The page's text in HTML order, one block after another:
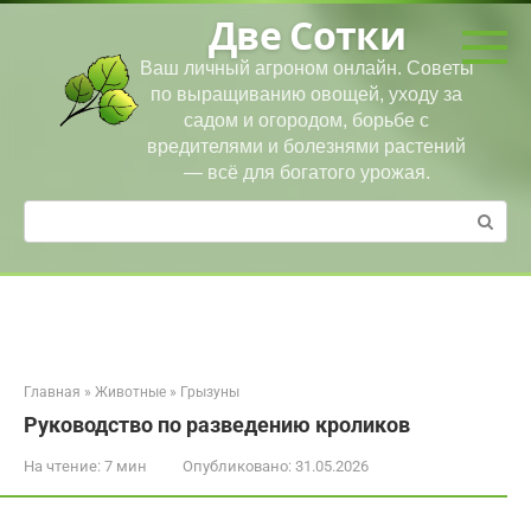
Перейти
Две Сотки
Ваш личный агроном онлайн. Советы
по выращиванию овощей, уходу за
садом и огородом, борьбе с
вредителями и болезнями растений
— всё для богатого урожая.
Поиск:
Главная » Животные » Грызуны
Руководство по разведению кроликов
На чтение: 7 мин Опубликовано: 31.05.2026